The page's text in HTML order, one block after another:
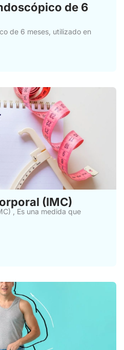
de 6
de 6 meses, utilizado en
(IMC)
, Es una medida que